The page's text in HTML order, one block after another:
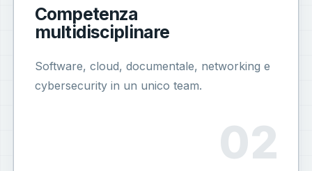
Competenza
multidisciplinare
Software, cloud, documentale, networking e
cybersecurity in un unico team.